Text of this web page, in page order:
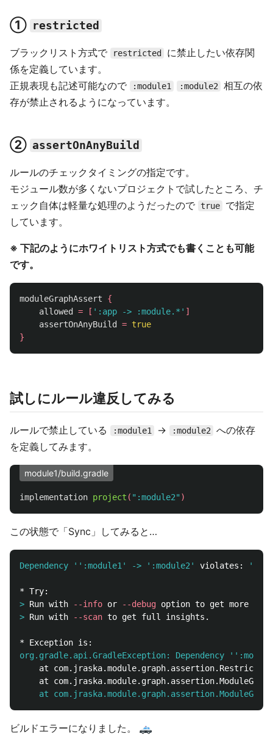
① restricted
ブラックリスト方式で restricted
に禁止したい依存関
係を定義しています。
正規表現も記述可能なので
:module1 :module2
相互の依
存が禁止されるようになっています。
② assertOnAnyBuild
ルールのチェックタイミングの指定です。
モジュール数が多くないプロジェクトで試したところ、チ
ェック自体は軽量な処理のようだったので
true
で指定
しています。
※ 下記のようにホワイトリスト方式でも書くことも可能
です。
moduleGraphAssert
{
allowed
= [ ':app -> :module.*' ]
assertOnAnyBuild
= true
}
試しにルール違反してみる
ルールで禁止している :module1 → :module2
への依存
を定義してみます。
module1/build.gradle
implementation project ( ":module2" )
この状態で「Sync」してみると…
Dependency '':module1' -> ':module2' violates:
> Run with --info or
--debug
> Run with --scan
org.gradle.api.GradleException: Dependency
at
ビルドエラーになりました。